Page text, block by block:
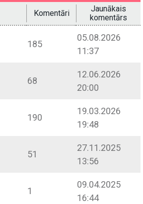
Komentāri
Jaunākais
komentārs
185
05.08.2026
11:37
68
12.06.2026
20:00
190
19.03.2026
19:48
51
27.11.2025
13:56
1
09.04.2025
16:44